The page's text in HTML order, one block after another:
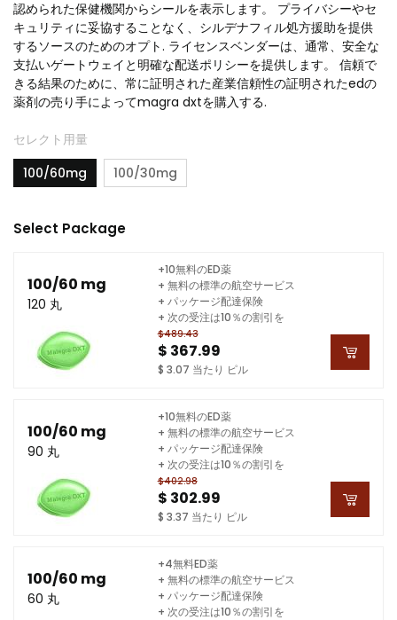
認められた保健機関からシールを表示します。 プライバシーやセ
キュリティに妥協することなく、シルデナフィル処方援助を提供
するソースのためのオプト. ライセンスベンダーは、通常、安全な
支払いゲートウェイと明確な配送ポリシーを提供します。 信頼で
きる結果のために、常に証明された産業信頼性の証明されたedの
薬剤の売り手によってmagra dxtを購入する.
セレクト用量
100/60mg
100/30mg
Select Package
100/60 mg
120 丸
$489.43
$ 367.99
$ 3.07 当たり ピル
+10無料のED薬
+ 無料の標準の航空サービス
+ パッケージ配達保険
+ 次の受注は10％の割引を
100/60 mg
90 丸
$402.98
$ 302.99
$ 3.37 当たり ピル
+10無料のED薬
+ 無料の標準の航空サービス
+ パッケージ配達保険
+ 次の受注は10％の割引を
100/60 mg
60 丸
+4無料ED薬
+ 無料の標準の航空サービス
+ パッケージ配達保険
+ 次の受注は10％の割引を